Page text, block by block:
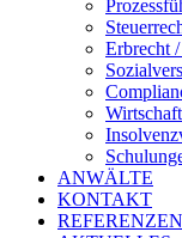
Erbrecht
ANWÄLTE
KONTAKT
REFERENZEN